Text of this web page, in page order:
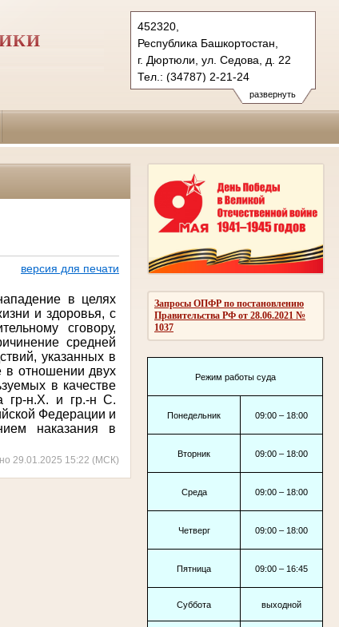
развернуть
452320,
Республика Башкортостан,
г. Дюртюли, ул. Седова, д. 22
Тел.: (34787) 2-21-24
diurtiulinsky.bkr@sudrf.ru
показать на карте
Запросы ОПФР по постановлению
Правительства РФ от 28.06.2021 №
1037
Режим работы суда
Понедельник 09:00 – 18:00
Вторник 09:00 – 18:00
Среда 09:00 – 18:00
Четверг 09:00 – 18:00
Пятница 09:00 – 16:45
Суббота выходной
версия для печати
в целях
и здоровья, с
сговору,
средней
указанных в
в отношении двух
в качестве
гр-н.Х. и гр.-н С.
Федерации и
наказания в
29.01.2025 15:22 (МСК)